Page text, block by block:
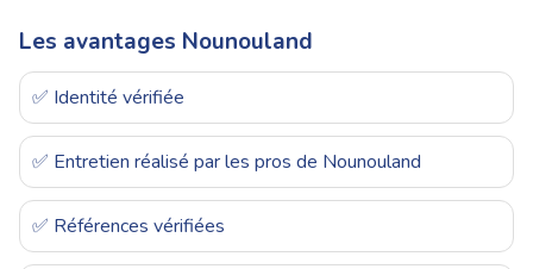
Les avantages Nounouland
✅ Identité vérifiée
✅ Entretien réalisé par les pros de Nounouland
✅ Références vérifiées